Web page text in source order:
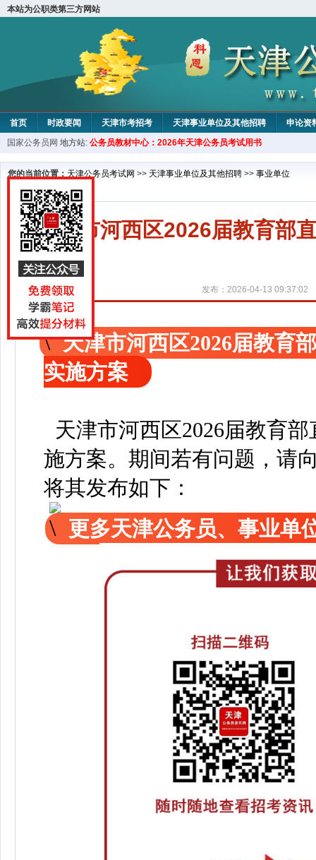
本站为公职类第三方网站
首页 时政要闻 天津市考招考 天津事业单位及其他招聘 申论资
教材中心
国家公务员网 地方站: 公务员教材中心：2026年天津公务员考试用书
您的当前位置： 天津公务员考试网 >> 天津事业单位及其他招聘 >> 事业单位
天津市河西区2026届教育部
发布：2026-04-13 09:37:02
天津市河西区2026届教育
实施方案
天津市河西区2026届教育
施方案。 期间若有问题，请
将其发布如下：
更多天津公务员、事业单